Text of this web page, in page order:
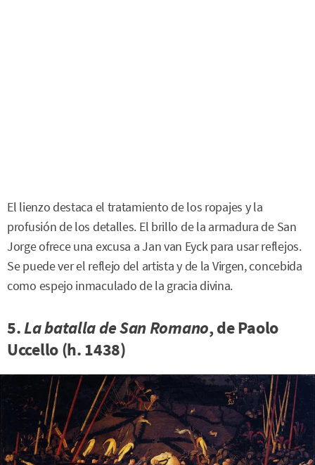
El lienzo destaca el tratamiento de los ropajes y la
profusión de los detalles. El brillo de la armadura de San
Jorge ofrece una excusa a Jan van Eyck para usar reflejos.
Se puede ver el reflejo del artista y de la Virgen, concebida
como espejo inmaculado de la gracia divina.
5.La batalla de San Romano, de Paolo
Uccello (h. 1438)